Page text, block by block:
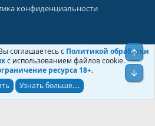
конфиденциальности
«Территория Дискуссий»
, 2025-2026
соглашаетесь с Политикой обработки
с использованием файлов cookie.
ресурса 18+.
Узнать больше....
Верх